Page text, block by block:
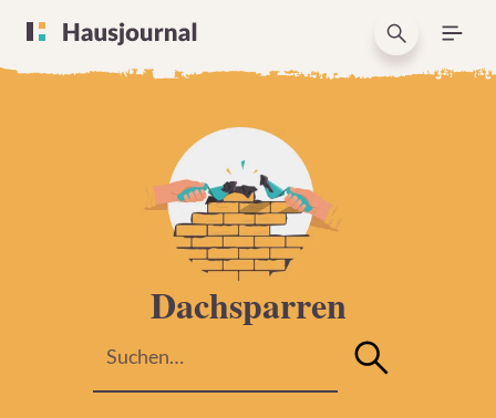
Dachsparren